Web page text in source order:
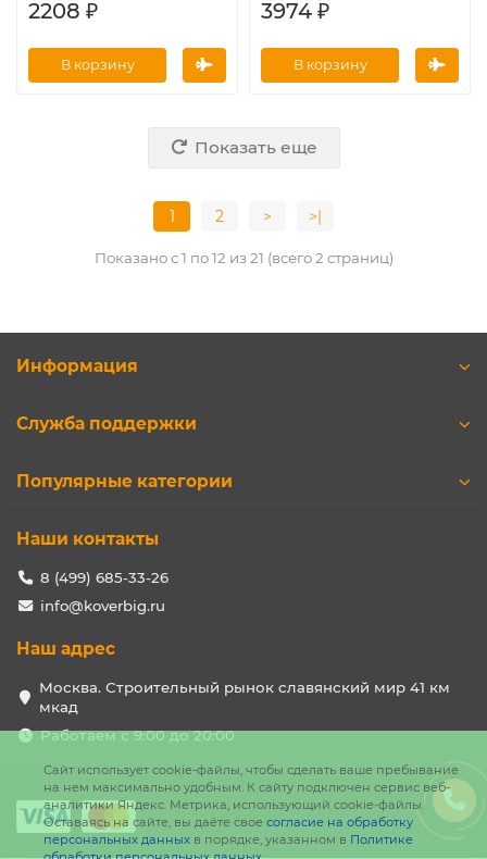
2208 ₽
В корзину
3974 ₽
В корзину
Показать еще
1 2 > >|
Показано с 1 по 12 из 21 (всего 2 страниц)
Сайт использует cookie-файлы, чтобы сделать ваше пребывание
на нем максимально удобным. К cайту подключен сервис веб-
аналитики Яндекс. Метрика, использующий cookie-файлы.
Оставаясь на сайте, вы даёте свое согласие на обработку
персональных данных в порядке, указанном в Политике
Информация
Служба поддержки
Популярные категории
Наши контакты
8 (499) 685-33-26
info@koverbig.ru
Наш адрес
Москва. Строительный рынок славянский мир 41 км
мкад
Работаем с 9:00 до 20:00